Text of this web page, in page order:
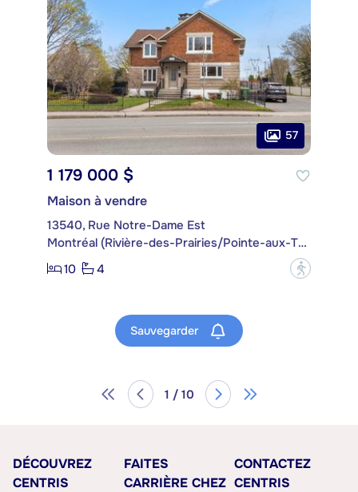
57
1 179 000 $
Maison à vendre
13540, Rue Notre-Dame Est
Montréal (Rivière-des-Prairies/Pointe-aux-Trembles)
10
4 ?
Sauvegarder
1 / 10
DÉCOUVREZ
CENTRIS
FAITES
CARRIÈRE CHEZ
CONTACTEZ
CENTRIS